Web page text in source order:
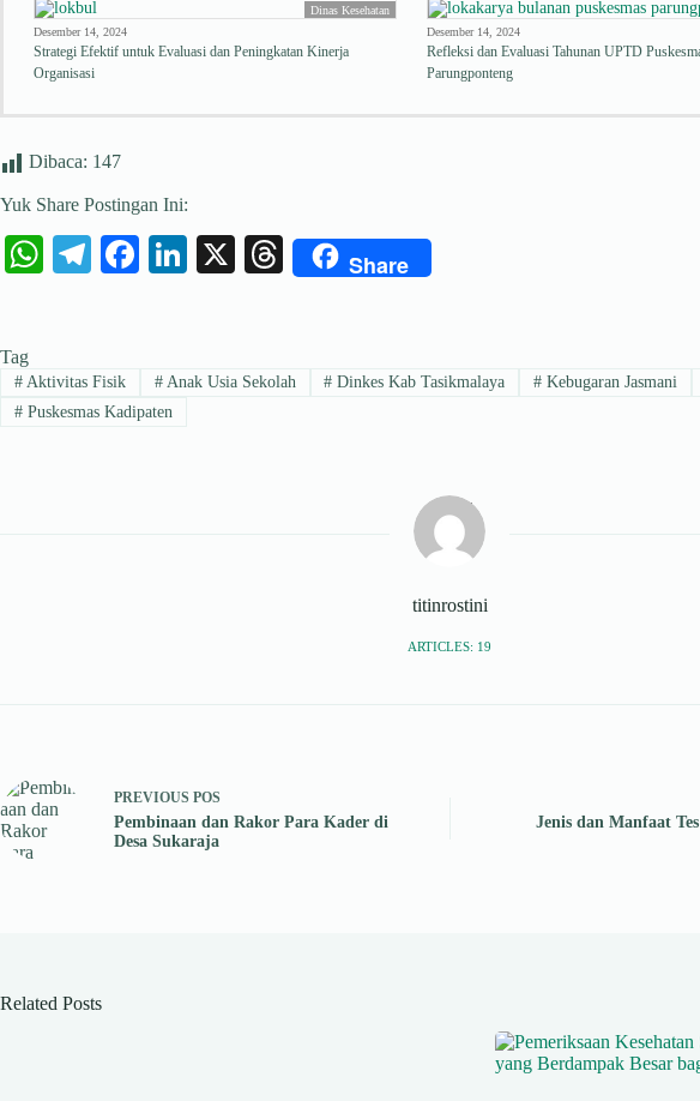
Dinas Kesehatan
Desember 14, 2024
Strategi Efektif untuk Evaluasi dan Peningkatan Kinerja
Organisasi
Desember 14, 2024
Refleksi dan Evaluasi Tahunan UPTD
Parungponteng
Dibaca: 147
Yuk Share Postingan Ini:
W
A
pp
Te
a
m
Fa
ok
Li
In
X
T
ds
Share
Tag
#Aktivitas Fisik #Anak Usia Sekolah # Dinkes Kab Tasikmalaya # Kebugaran Jasmani
#Puskesmas Kadipaten
titinrostini
ARTICLES: 19
PREVIOUS POS
Pembinaan dan Rakor Para Kader di
Desa Sukaraja
Jenis dan Manfaat
Related Posts